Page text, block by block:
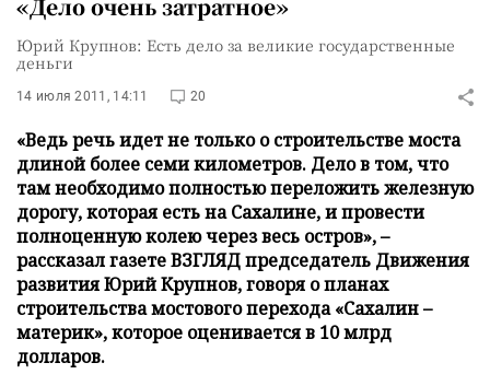
«Дело очень затратное»
Юрий Крупнов: Есть дело за великие государственные
деньги
14 июля 2011, 14:11 20
«Ведь речь идет не только о строительстве моста
длиной более семи километров. Дело в том, что
там необходимо полностью переложить железную
дорогу, которая есть на Сахалине, и провести
полноценную колею через весь остров», –
рассказал газете ВЗГЛЯД председатель Движения
развития Юрий Крупнов, говоря о планах
строительства мостового перехода «Сахалин –
материк», которое оценивается в 10 млрд
долларов.